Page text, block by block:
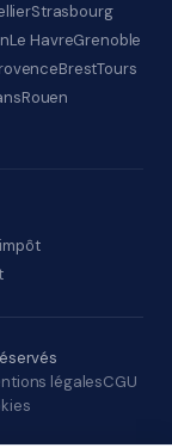
Strasbourg
Le HavreGrenoble
BrestTours
Rouen
légalesCGU